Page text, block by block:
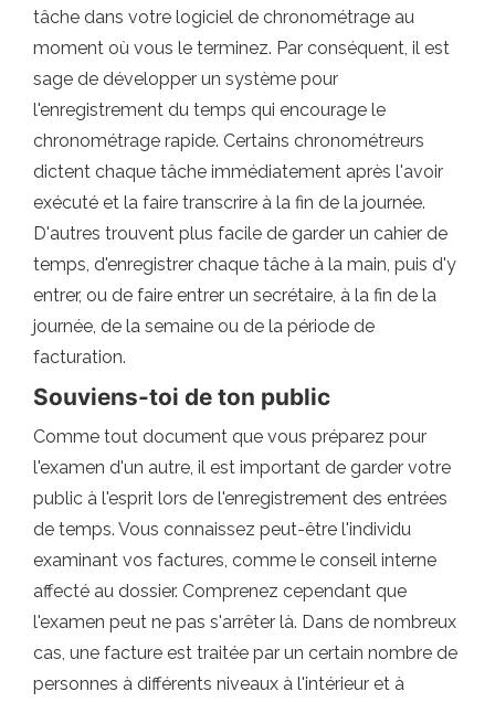
tâche dans votre logiciel de chronométrage au
moment où vous le terminez. Par conséquent, il est
sage de développer un système pour
l'enregistrement du temps qui encourage le
chronométrage rapide. Certains chronométreurs
dictent chaque tâche immédiatement après l'avoir
exécuté et la faire transcrire à la fin de la journée.
D'autres trouvent plus facile de garder un cahier de
temps, d'enregistrer chaque tâche à la main, puis d'y
entrer, ou de faire entrer un secrétaire, à la fin de la
journée, de la semaine ou de la période de
facturation.
Souviens-toi de ton public
Comme tout document que vous préparez pour
l'examen d'un autre, il est important de garder votre
public à l'esprit lors de l'enregistrement des entrées
de temps. Vous connaissez peut-être l'individu
examinant vos factures, comme le conseil interne
affecté au dossier. Comprenez cependant que
l'examen peut ne pas s'arrêter là. Dans de nombreux
cas, une facture est traitée par un certain nombre de
personnes à différents niveaux à l'intérieur et à